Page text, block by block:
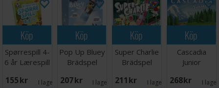
Köp
Spørrespill 4-
6 år Lærespill
155 SEK I lager: 1
Köp
Pop Up Bluey
Brädspel
207 SEK I lager: 3
Köp
Super Charlie
Brädspel
211 SEK I lager: 5
Köp
Cascadia
Junior
Svensk
268 SEK I